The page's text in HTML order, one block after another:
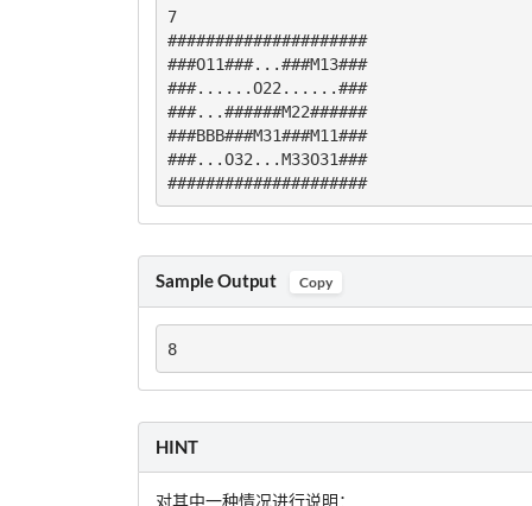
7
#####################
###O11###...###M13###
###......O22......###
###...######M22######
###BBB###M31###M11###
###...O32...M33O31###
#####################
Sample Output Copy
8
HINT
对其中一种情况进行说明：